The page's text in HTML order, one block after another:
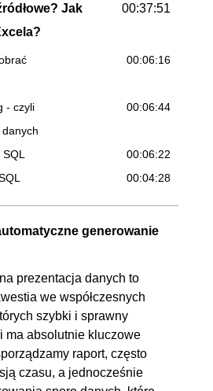
Jak
00:37:51
00:06:16
- czyli
00:06:44
00:06:22
00:04:28
00:02:43
pliku
OGLĄDAJ »
00:03:43
00:58:11
generowanie
prezentacja danych to
we współczesnych
szybki i sprawny
ma absolutnie kluczowe
raport, często
czasu, a jednocześnie